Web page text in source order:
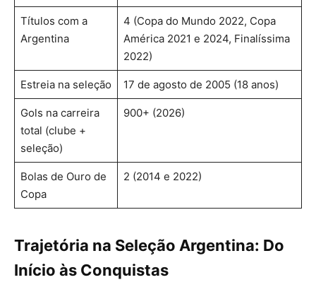
Títulos com a
Argentina
4 (Copa do Mundo 2022, Copa
América 2021 e 2024, Finalíssima
2022)
Estreia na seleção 17 de agosto de 2005 (18 anos)
Gols na carreira
total (clube +
seleção)
900+ (2026)
Bolas de Ouro de
Copa
2 (2014 e 2022)
Trajetória na Seleção Argentina: Do
Início às Conquistas